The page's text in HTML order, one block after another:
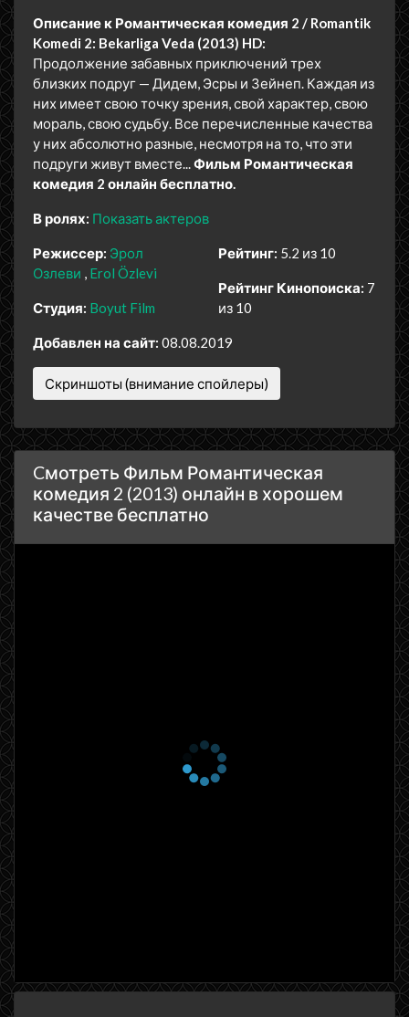
Описание к Романтическая комедия 2 / Romantik
Komedi 2: Bekarliga Veda (2013) HD:
Продолжение забавных приключений трех
близких подруг — Дидем, Эсры и Зейнеп. Каждая из
них имеет свою точку зрения, свой характер, свою
мораль, свою судьбу. Все перечисленные качества
у них абсолютно разные, несмотря на то, что эти
подруги живут вместе...Фильм Романтическая
комедия 2 онлайн бесплатно.
В ролях: Показать актеров
Режиссер: Эрол
Озлеви
Erol Özlevi
Студия: Boyut Film
Рейтинг: 5.2 из 10
Рейтинг Кинопоиска: 7
из 10
Добавлен на сайт: 08.08.2019
Скриншоты (внимание спойлеры)
Cмотреть Фильм Романтическая
комедия 2 (2013) онлайн в хорошем
качестве бесплатно